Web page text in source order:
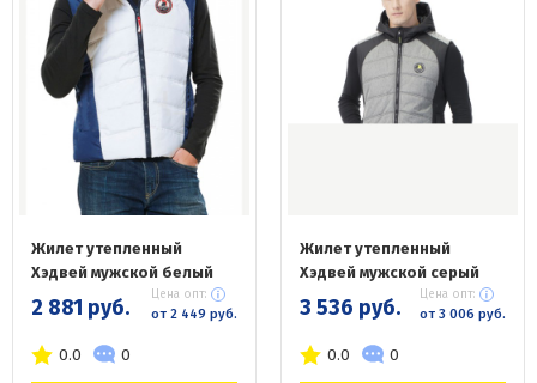
Жилет утепленный
Хэдвей мужской белый
2 881 руб. Цена опт:
от 2 449 руб.
0.0 0
Жилет утепленный
Хэдвей мужской серый
3 536 руб. Цена опт:
от 3 006 руб.
0.0 0